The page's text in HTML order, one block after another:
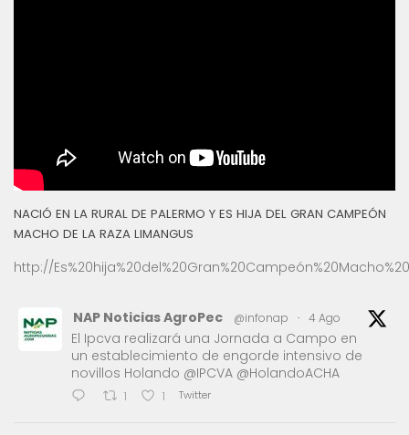
NACIÓ EN LA RURAL DE PALERMO Y ES HIJA DEL GRAN CAMPEÓN
MACHO DE LA RAZA LIMANGUS
http://
NAP Noticias AgroPec @infonap · 4 Ago
El Ipcva realizará una Jornada a Campo en
un establecimiento de engorde intensivo de
novillos Holando @IPCVA @HolandoACHA
1 1 Twitter